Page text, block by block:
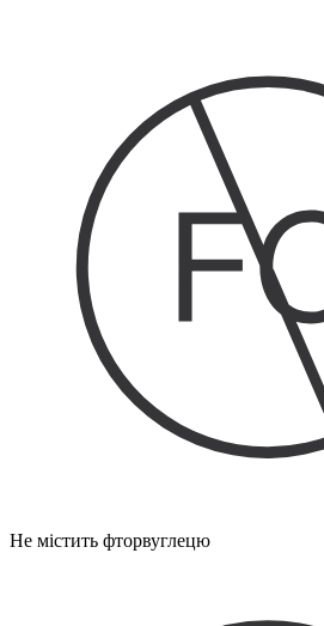
Не містить фторвуглецю